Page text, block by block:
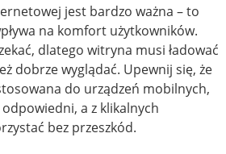
jest bardzo ważna – to
na komfort użytkowników.
dlatego witryna musi ładować
dobrze wyglądać. Upewnij się, że
do urządzeń mobilnych,
a z klikalnych
bez przeszkód.